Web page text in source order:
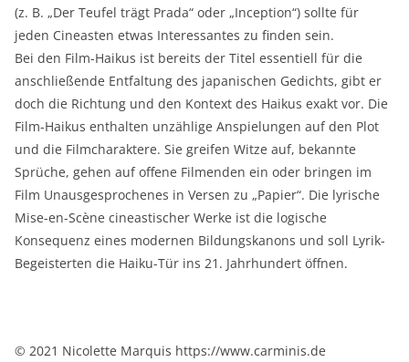
(z. B. „Der Teufel trägt Prada“ oder „Inception“) sollte für
jeden Cineasten etwas Interessantes zu finden sein.
Bei den Film-Haikus ist bereits der Titel essentiell für die
anschließende Entfaltung des japanischen Gedichts, gibt er
doch die Richtung und den Kontext des Haikus exakt vor. Die
Film-Haikus enthalten unzählige Anspielungen auf den Plot
und die Filmcharaktere. Sie greifen Witze auf, bekannte
Sprüche, gehen auf offene Filmenden ein oder bringen im
Film Unausgesprochenes in Versen zu „Papier“. Die lyrische
Mise-en-Scène cineastischer Werke ist die logische
Konsequenz eines modernen Bildungskanons und soll Lyrik-
Begeisterten die Haiku-Tür ins 21. Jahrhundert öffnen.
© 2021 Nicolette Marquis https://www.carminis.de